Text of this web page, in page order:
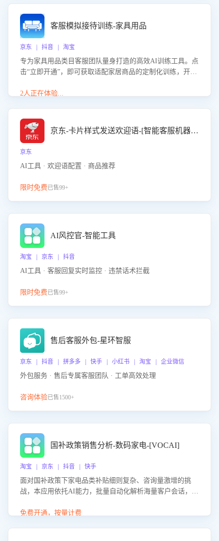
客服模拟接待训练-家具用品
京东 | 抖音 | 淘宝
专为家具用品类目客服团队量身打造的高效AI训练工具。点
击“立即开通”，即可获取适配家居商品的定制化训练，开启
能、尺寸参数咨询等高频场景下的专业应对能力。
2人正在体验...
京东-卡片样式发送欢迎语-[智能客服机器人]
京东
AI工具 · 欢迎语配置 · 商品推荐
限时免费已售99+
AI风控官-智能工具
淘宝 | 京东 | 抖音
AI工具 · 客服回复实时监控 · 违禁话术拦截
限时免费已售99+
售后客服外包-星环智服
京东 | 抖音 | 拼多多 | 快手 | 小红书 | 淘宝 | 企业微信
外包服务 · 售后专属客服团队 · 工单高效处理
咨询体验已售1500+
国补政策销售分析-数码家电-[VOCAI]
淘宝 | 京东 | 抖音 | 快手
面对国补政策下家电品类补贴细则复杂、咨询量激增的挑
战，本应用依托AI能力，批量自动化解析海量客户会话，精
购买意向，深度洞察决策动因。同时全面评估客服团队政策
免费开通，按量计费